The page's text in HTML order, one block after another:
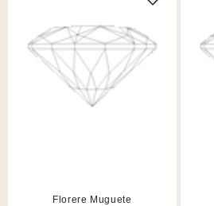
Florere Muguete